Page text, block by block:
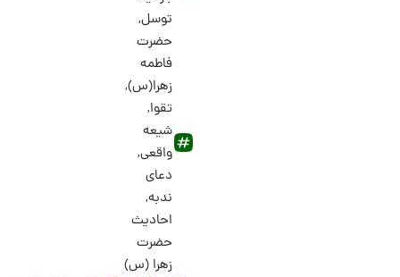
توسل,
حضرت
فاطمه
زهرا(س),
تقوا,
شیعه
واقعی,
دعای
ندبه,
احادیث
حضرت
زهرا (س)